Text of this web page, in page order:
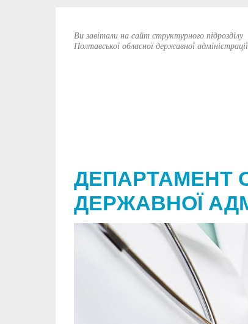
ДЕПАРТАМЕНТ
ДЕРЖАВНОЇ
Ви завітали на сайт структурного підрозділу
Полтавської обласної державної адміністрації